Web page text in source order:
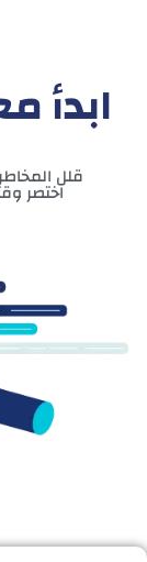
ابدأ
قلل
اختصر